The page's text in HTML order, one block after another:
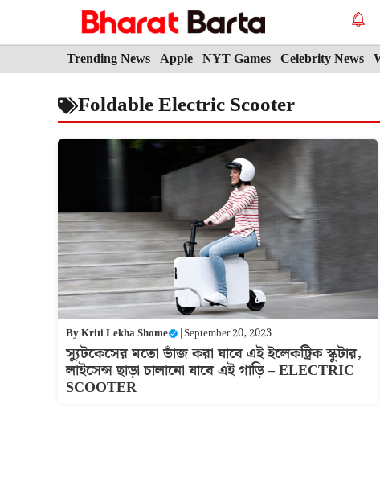
Trending News Apple NYT Games Celebrity News
Foldable Electric Scooter
ByKriti Lekha Shome |September 20, 2023
স্যুটকেসের মতো ভাঁজ করা যাবে এই ইলেকট্রিক স্কুটার,
লাইসেন্স ছাড়া চালানো যাবে এই গাড়ি – ELECTRIC
SCOOTER